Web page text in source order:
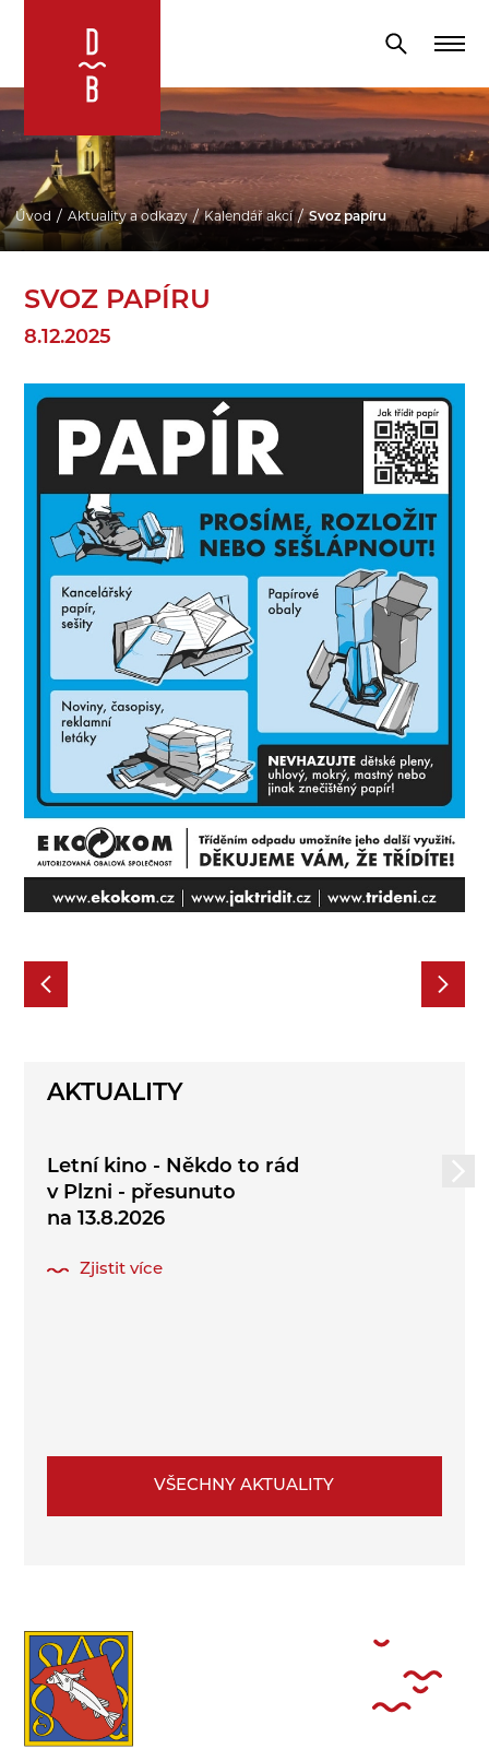
Úvod Aktuality a odkazy Kalendář akcí Svoz papíru
SVOZ PAPÍRU
8.12.2025
AKTUALITY
Letní kino - Někdo to rád
v Plzni - přesunuto
na 13.8.2026
Zjistit více
VŠECHNY AKTUALITY